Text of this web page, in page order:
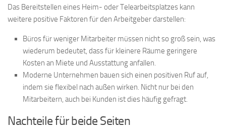
Das Bereitstellen eines Heim- oder Telearbeitsplatzes kann
weitere positive Faktoren für den Arbeitgeber darstellen:
Büros für weniger Mitarbeiter müssen nicht so groß sein, was
wiederum bedeutet, dass für kleinere Räume geringere
Kosten an Miete und Ausstattung anfallen.
Moderne Unternehmen bauen sich einen positiven Ruf auf,
indem sie flexibel nach außen wirken. Nicht nur bei den
Mitarbeitern, auch bei Kunden ist dies häufig gefragt.
Nachteile für beide Seiten